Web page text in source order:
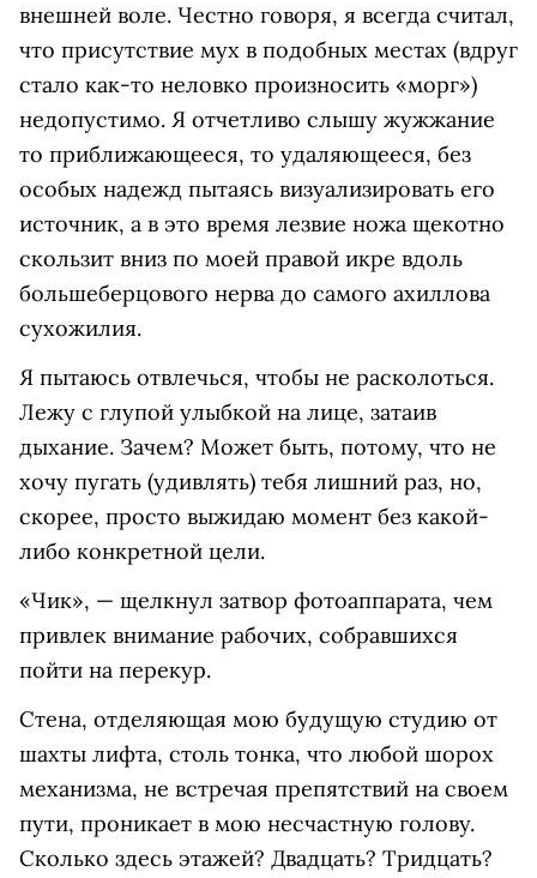
внешней воле. Честно говоря, я всегда считал,
что присутствие мух в подобных местах (вдруг
стало как-то неловко произносить «морг»)
недопустимо. Я отчетливо слышу жужжание
то приближающееся, то удаляющееся, без
особых надежд пытаясь визуализировать его
источник, а в это время лезвие ножа щекотно
скользит вниз по моей правой икре вдоль
большеберцового нерва до самого ахиллова
сухожилия.
Я пытаюсь отвлечься, чтобы не расколоться.
Лежу с глупой улыбкой на лице, затаив
дыхание. Зачем? Может быть, потому, что не
хочу пугать (удивлять) тебя лишний раз, но,
скорее, просто выжидаю момент без какой-
либо конкретной цели.
«Чик», — щелкнул затвор фотоаппарата, чем
привлек внимание рабочих, собравшихся
пойти на перекур.
Стена, отделяющая мою будущую студию от
шахты лифта, столь тонка, что любой шорох
механизма, не встречая препятствий на своем
пути, проникает в мою несчастную голову.
Сколько здесь этажей? Двадцать? Тридцать?